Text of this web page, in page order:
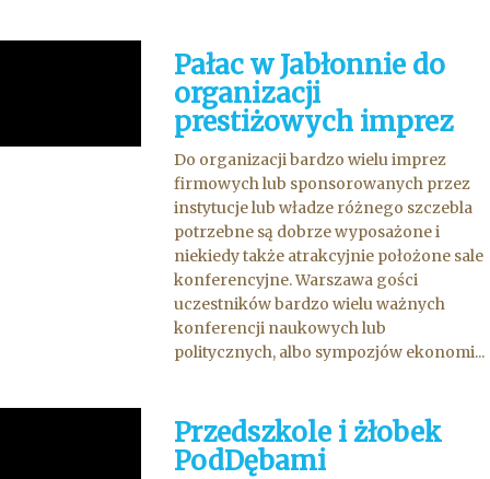
Pałac w Jabłonnie do
organizacji
prestiżowych imprez
Do organizacji bardzo wielu imprez
firmowych lub sponsorowanych przez
instytucje lub władze różnego szczebla
potrzebne są dobrze wyposażone i
niekiedy także atrakcyjnie położone sale
konferencyjne. Warszawa gości
uczestników bardzo wielu ważnych
konferencji naukowych lub
politycznych, albo sympozjów ekonomi...
Przedszkole i żłobek
PodDębami